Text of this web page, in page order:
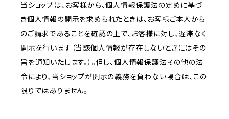
当ショップは、お客様から、個人情報保護法の定めに基づ
き個人情報の開示を求められたときは、お客様ご本人から
のご請求であることを確認の上で、お客様に対し、遅滞なく
開示を行います（当該個人情報が存在しないときにはその
旨を通知いたします。）。但し、個人情報保護法その他の法
令により、当ショップが開示の義務を負わない場合は、この
限りではありません。